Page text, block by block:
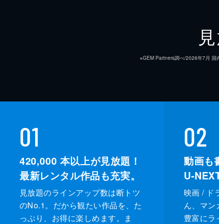
※GEM Partners調べ/2026年7⽉ 国
01
420,000 本以上が見放題！
最新レンタル作品も充実。
見放題のラインアップ数は断トツ
のNo.1。だから観たい作品を、た
っぷり、お得に楽しめます。ま
02
動画も
U-
映画 / ド
ん、マン
豊富にラ